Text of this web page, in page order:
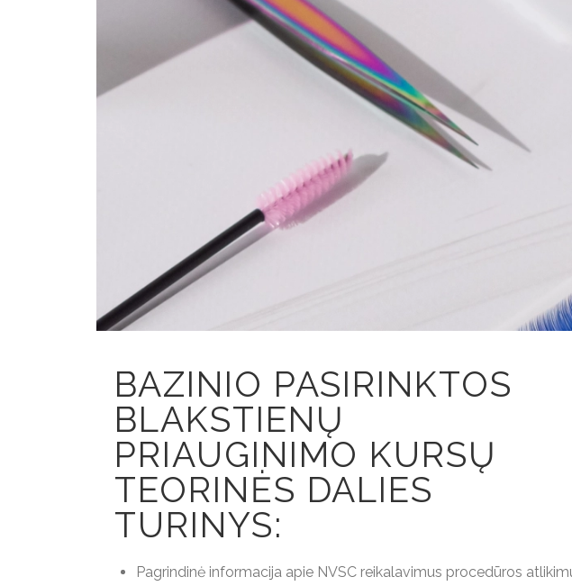
BAZINIO PASIRINKTOS
BLAKSTIENŲ
PRIAUGINIMO KURSŲ
TEORINĖS DALIES
TURINYS:
Pagrindinė informacija apie NVSC reikalavimus procedūros